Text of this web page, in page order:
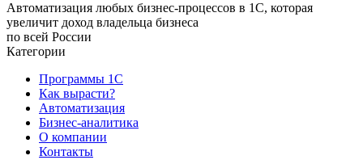
Автоматизация любых бизнес-процессов в 1С, которая
увеличит доход владельца бизнеса
по всей России
Категории
Программы 1С
Как вырасти?
Автоматизация
Бизнес-аналитика
О компании
Контакты